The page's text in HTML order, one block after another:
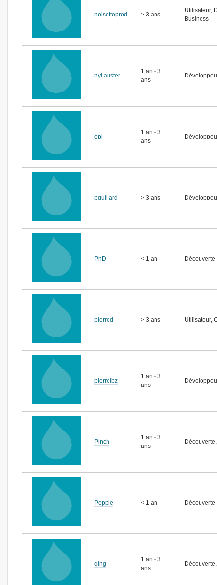
noisetteprod > 3 ans
Utilisateur,
Business
nyl auster
1 an - 3
ans
opi
1 an - 3
ans
pguillard > 3 ans
PhD < 1 an Découverte
pierred > 3 ans Utilisateur,
pierrelbz
1 an - 3
ans
Pinch
1 an - 3
ans
Popple < 1 an Découverte
qing
1 an - 3
ans